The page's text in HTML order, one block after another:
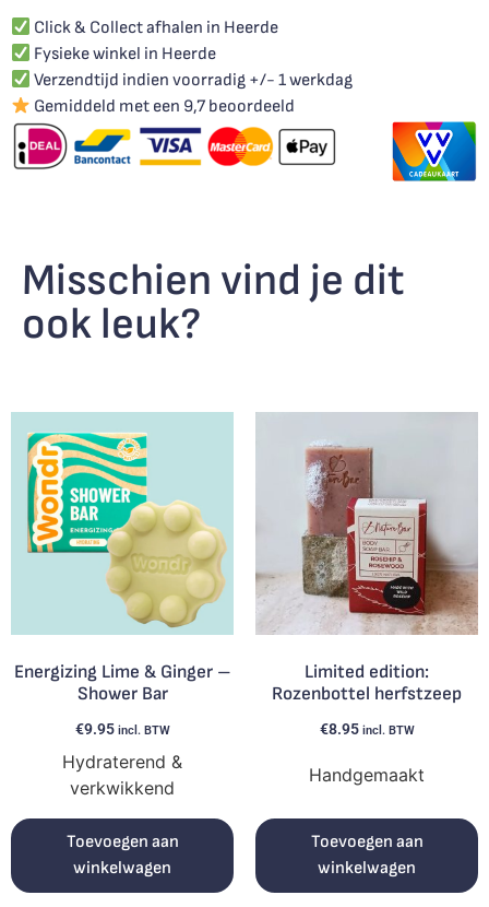
Click & Collect afhalen in Heerde
Fysieke winkel in Heerde
Verzendtijd indien voorradig +/- 1 werkdag
Gemiddeld met een 9,7 beoordeeld
Misschien vind je dit
ook leuk?
Energizing Lime & Ginger –
Shower Bar
€9.95 incl. BTW
Hydraterend &
verkwikkend
Toevoegen aan
winkelwagen
Limited edition:
Rozenbottel herfstzeep
€8.95 incl. BTW
Handgemaakt
Toevoegen aan
winkelwagen